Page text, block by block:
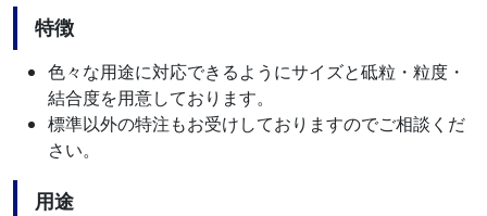
特徴
色々な用途に対応できるようにサイズと砥粒・粒度・
結合度を用意しております。
標準以外の特注もお受けしておりますのでご相談くだ
さい。
用途